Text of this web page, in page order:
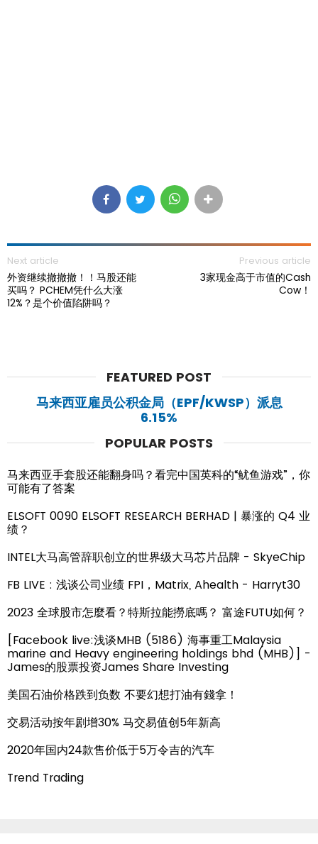
Next article
外资继续撤撤撤！！马股还能
买吗？ PCHEM凭什么大涨
12%？是个价值陷阱吗？
Previous article
3家现金高于市值的Cash
Cow！
FEATURED POST
马来西亚雇员公积金局（EPF/KWSP）派息
6.15%
POPULAR POSTS
马来西亚手套股还能翻身吗？看完中国英科的“鱿鱼游戏”，你
可能有了答案
ELSOFT 0090 ELSOFT RESEARCH BERHAD | 暴涨的 Q4 业
绩？
INTEL大马高管辞职创立的世界级大马芯片品牌 - SkyeChip
FB LIVE : 浅谈公司业绩 FPI，Matrix, Ahealth - Harryt30
2023 全球股市怎麼看？特斯拉能撈底嗎？ 富途FUTU如何？
[Facebook live:浅谈MHB (5186) 海事重工Malaysia
marine and Heavy engineering holdings bhd (MHB)] -
James的股票投资James Share Investing
美国石油价格跌到负数 不要幻想打油有錢拿！
交易活动按年剧增30% 马交易值创5年新高
2020年国内24款售价低于5万令吉的汽车
Trend Trading